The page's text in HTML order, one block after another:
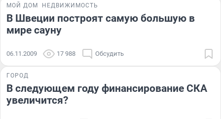
МОЙ ДОМ НЕДВИЖИМОСТЬ
В Швеции построят самую большую в
мире сауну
06.11.2009 17 988 Обсудить
ГОРОД
В следующем году финансирование СКА
увеличится?